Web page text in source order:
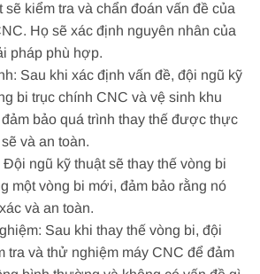
sẽ kiểm tra và chẩn đoán vấn đề của
Họ sẽ xác định nguyên nhân của
pháp phù hợp.
Sau khi xác định vấn đề, đội ngũ kỹ
bi trục chính CNC và vệ sinh khu
bảo quá trình thay thế được thực
và an toàn.
ngũ kỹ thuật sẽ thay thế vòng bi
một vòng bi mới, đảm bảo rằng nó
và an toàn.
Sau khi thay thế vòng bi, đội
tra và thử nghiệm máy CNC để đảm